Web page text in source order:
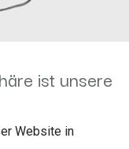
2007-
ist unsere
Website in